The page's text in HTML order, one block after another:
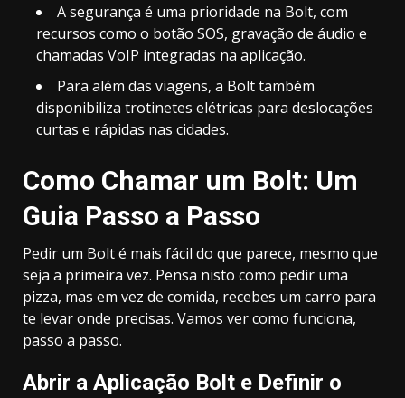
A segurança é uma prioridade na Bolt, com
recursos como o botão SOS, gravação de áudio e
chamadas VoIP integradas na aplicação.
Para além das viagens, a Bolt também
disponibiliza trotinetes elétricas para deslocações
curtas e rápidas nas cidades.
Como Chamar um Bolt: Um
Guia Passo a Passo
Pedir um Bolt é mais fácil do que parece, mesmo que
seja a primeira vez. Pensa nisto como pedir uma
pizza, mas em vez de comida, recebes um carro para
te levar onde precisas. Vamos ver como funciona,
passo a passo.
Abrir a Aplicação Bolt e Definir o